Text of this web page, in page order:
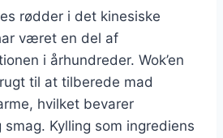
rødder i det kinesiske
været en del af
i århundreder. Wok’en
til at tilberede mad
hvilket bevarer
Kylling som ingrediens